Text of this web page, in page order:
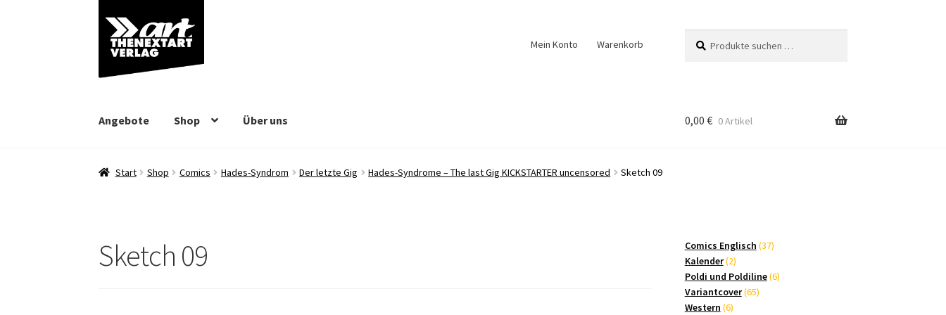
Zur
Navigation
springen
Zum
Inhalt
springen
Mein Konto Warenkorb
nach:
Angebote Shop Über uns 0,00 € 0 Artikel
Start Shop Comics Hades-Syndrom Der letzte Gig Hades-Syndrome – The last Gig KICKSTARTER uncensored Sketch 09
Sketch 09 Comics Englisch 3737
Kalender 22
Produkte
Poldi und Poldiline 66
Variantcover 6565
Western 66